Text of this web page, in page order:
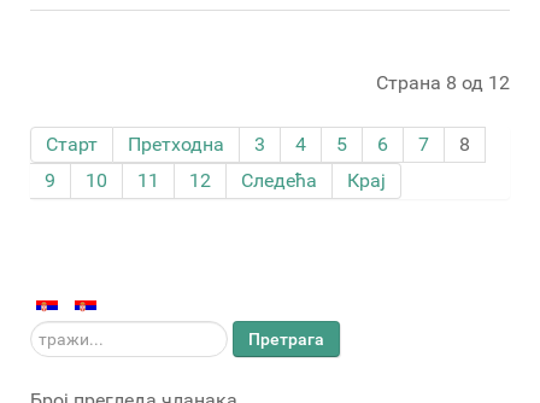
Страна 8 од 12
Старт Претходна 3 4 5 6 7
8
9
10 11 12 Следећа Крај
тражи... Претрага